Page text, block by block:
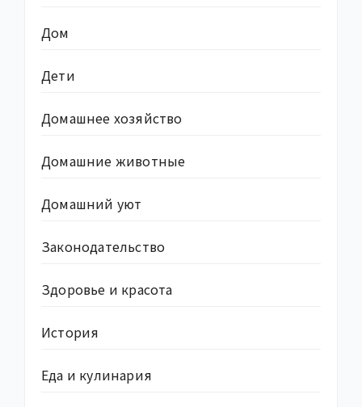
Дом
Дети
Домашнее хозяйство
Домашние животные
Домашний уют
Законодательство
Здоровье и красота
История
Еда и кулинария